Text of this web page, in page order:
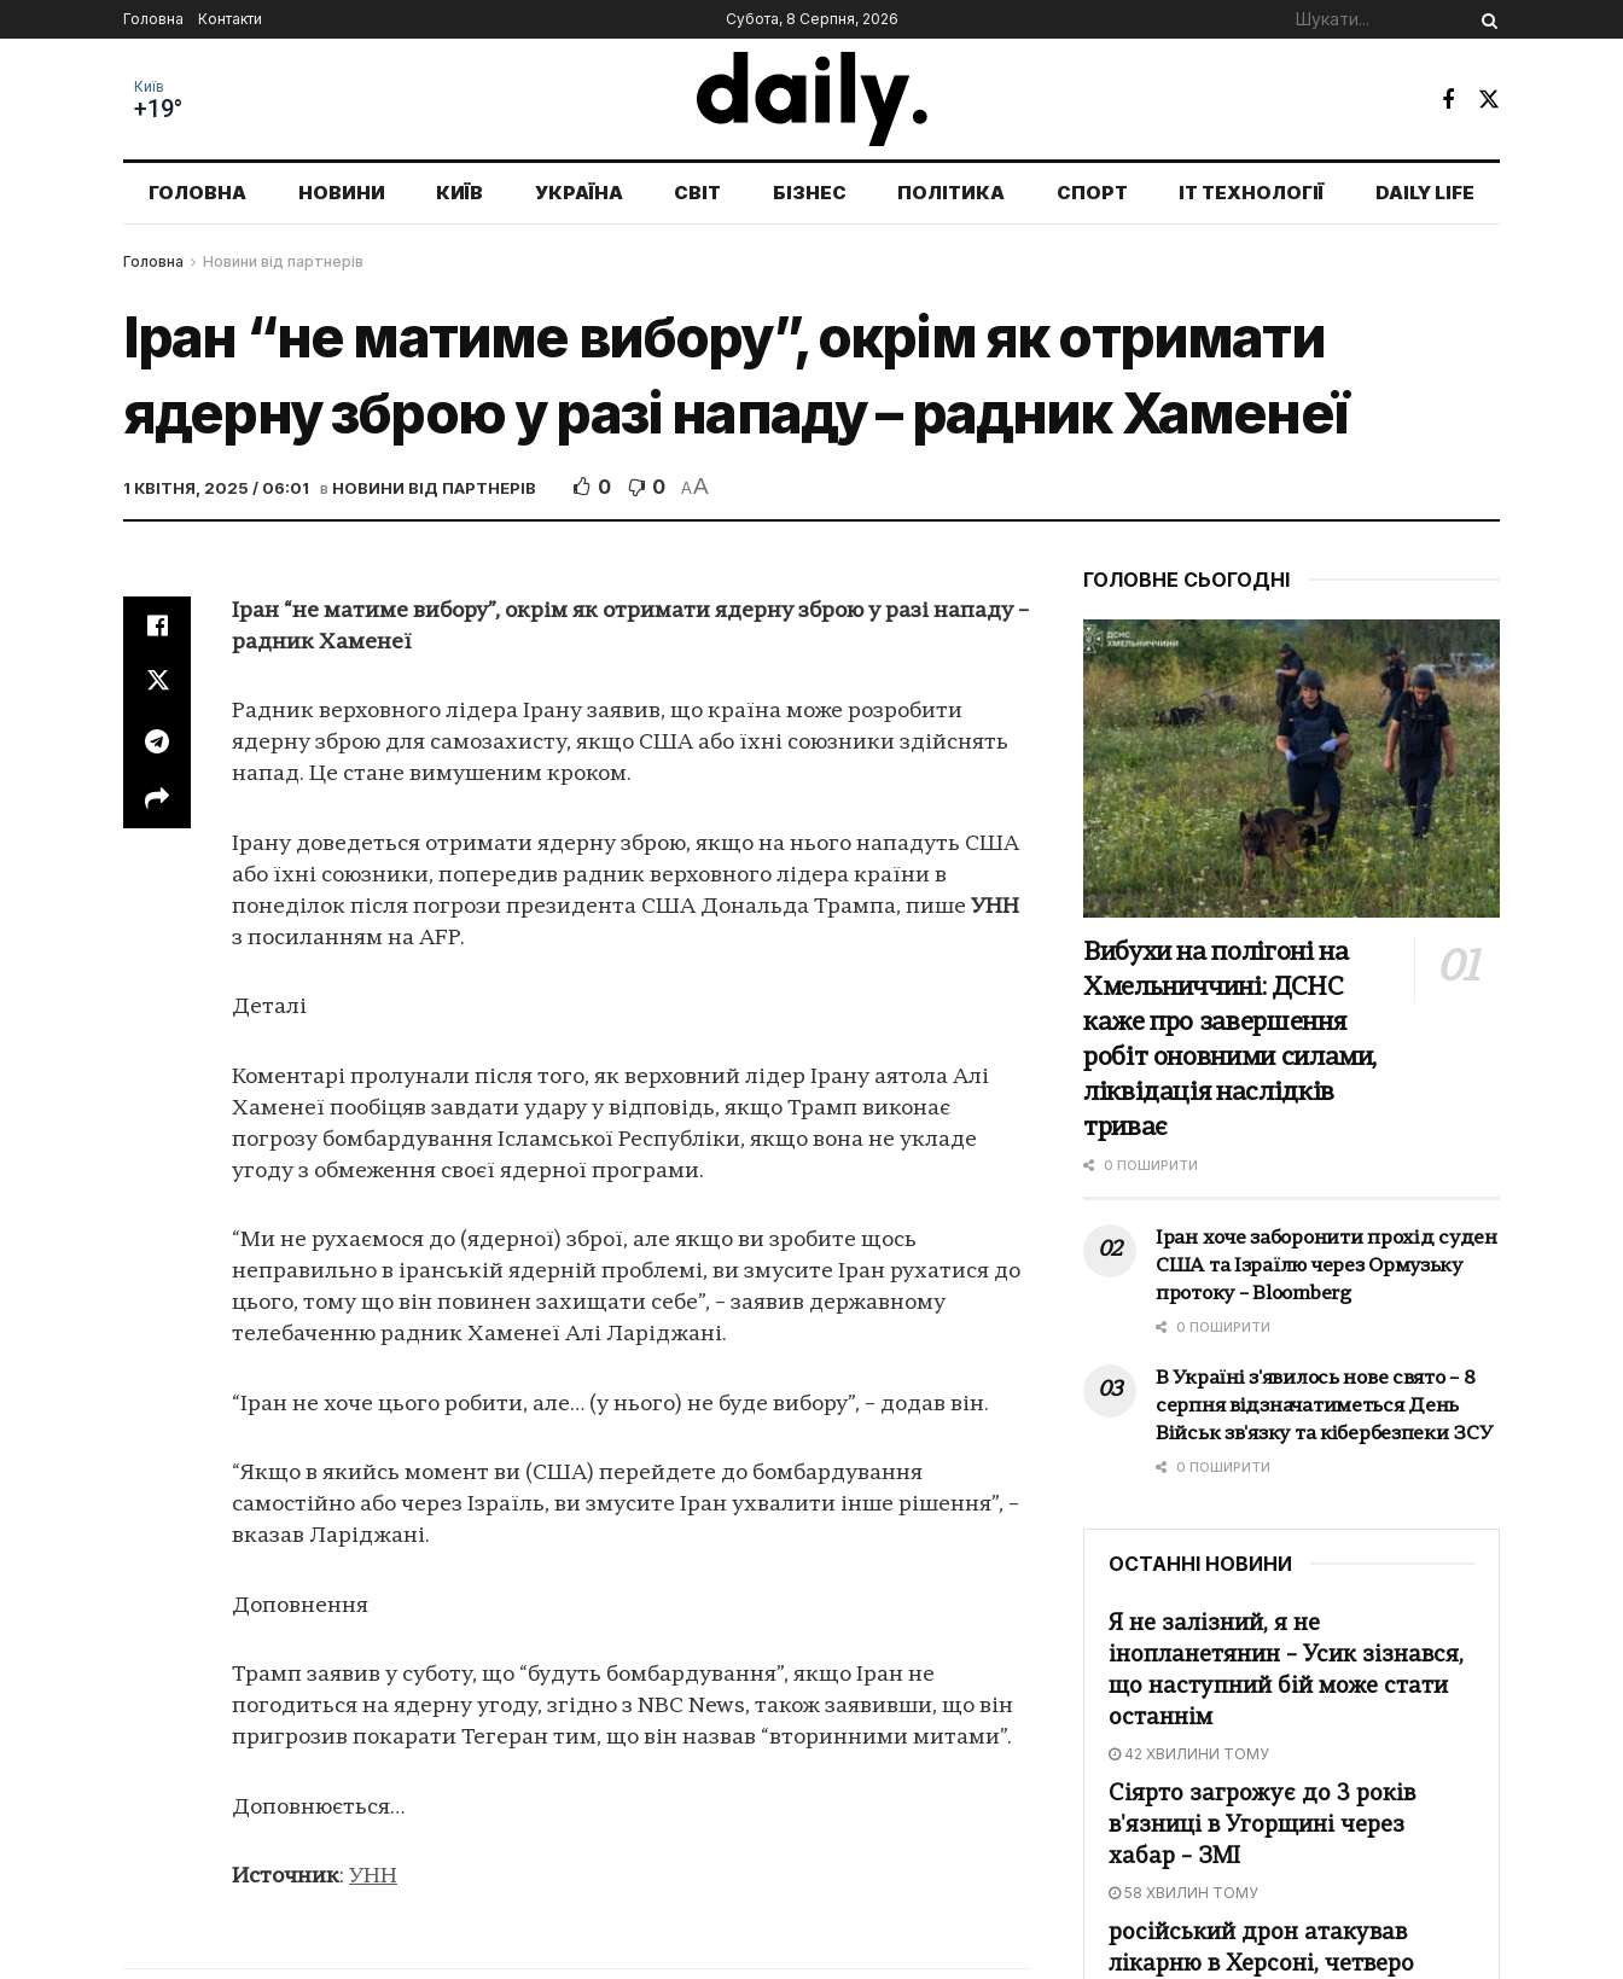
Головна Контакти Субота, 8 Серпня, 2026
Київ
+19°
ГОЛОВНА НОВИНИ КИЇВ УКРАЇНА СВІТ БІЗНЕС ПОЛІТИКА СПОРТ IT ТЕХНОЛОГІЇ DAILY LIFE
Головна Новини від партнерів
Іран “не матиме вибору”, окрім як отримати
ядерну зброю у разі нападу – радник Хаменеї
1 КВІТНЯ, 2025 / 06:01 в НОВИНИ ВІД ПАРТНЕРІВ 0 0 AA
Іран “не матиме вибору”, окрім як отримати ядерну зброю у разі нападу –
радник Хаменеї
Радник верховного лідера Ірану заявив, що країна може розробити
ядерну зброю для самозахисту, якщо США або їхні союзники здійснять
напад. Це стане вимушеним кроком.
Ірану доведеться отримати ядерну зброю, якщо на нього нападуть США
або їхні союзники, попередив радник верховного лідера країни в
понеділок після погрози президента США Дональда Трампа, пише УНН
з посиланням на AFP.
Деталі
Коментарі пролунали після того, як верховний лідер Ірану аятола Алі
Хаменеї пообіцяв завдати удару у відповідь, якщо Трамп виконає
погрозу бомбардування Ісламської Республіки, якщо вона не укладе
угоду з обмеження своєї ядерної програми.
“Ми не рухаємося до (ядерної) зброї, але якщо ви зробите щось
неправильно в іранській ядерній проблемі, ви змусите Іран рухатися до
цього, тому що він повинен захищати себе”, – заявив державному
телебаченню радник Хаменеї Алі Ларіджані.
“Іран не хоче цього робити, але… (у нього) не буде вибору”, – додав він.
“Якщо в якийсь момент ви (США) перейдете до бомбардування
самостійно або через Ізраїль, ви змусите Іран ухвалити інше рішення”, –
вказав Ларіджані.
Доповнення
Трамп заявив у суботу, що “будуть бомбардування”, якщо Іран не
погодиться на ядерну угоду, згідно з NBC News, також заявивши, що він
пригрозив покарати Тегеран тим, що він назвав “вторинними митами”.
Доповнюється…
Источник: УНН
ГОЛОВНЕ СЬОГОДНІ
Вибухи на полігоні на
Хмельниччині: ДСНС
каже про завершення
робіт оновними силами,
ліквідація наслідків
триває
0 ПОШИРИТИ
Іран хоче заборонити прохід суден
США та Ізраїлю через Ормузьку
протоку – Bloomberg
0 ПОШИРИТИ
В Україні з'явилось нове свято – 8
серпня відзначатиметься День
Військ зв'язку та кібербезпеки ЗСУ
0 ПОШИРИТИ
ОСТАННІ НОВИНИ
Я не залізний, я не
інопланетянин – Усик зізнався,
що наступний бій може стати
останнім
42 ХВИЛИНИ ТОМУ
Сіярто загрожує до 3 років
в'язниці в Угорщині через
хабар – ЗМІ
58 ХВИЛИН ТОМУ
російський дрон атакував
лікарню в Херсоні, четверо